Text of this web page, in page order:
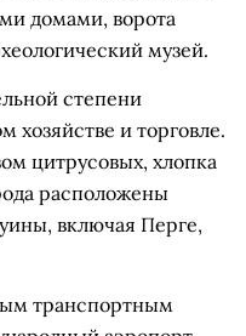
домами, ворота
музей.
степени
хозяйстве и торговле.
цитрусовых, хлопка
расположены
включая Перге,
транспортным